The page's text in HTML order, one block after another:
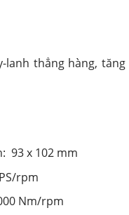
lanh thẳng hàng, tăng
93 x 102 mm
rpm
Nm/rpm